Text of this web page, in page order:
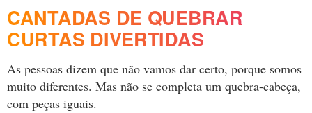
CANTADAS DE QUEBRAR
CURTAS DIVERTIDAS
As pessoas dizem que não vamos dar certo, porque somos
muito diferentes. Mas não se completa um quebra-cabeça,
com peças iguais.